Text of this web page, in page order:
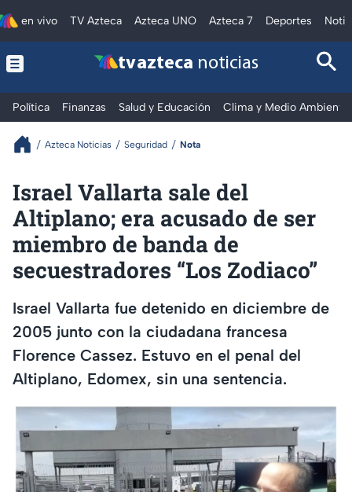
en vivo TV Azteca Azteca UNO Azteca 7 Deportes
tv azteca noticias
Política Finanzas Salud y Educación Clima y Medio Ambiente
Azteca Noticias Seguridad Nota
Israel Vallarta sale del
Altiplano; era acusado de ser
miembro de banda de
secuestradores “Los Zodiaco”
Israel Vallarta fue detenido en diciembre de
2005 junto con la ciudadana francesa
Florence Cassez. Estuvo en el penal del
Altiplano, Edomex, sin una sentencia.